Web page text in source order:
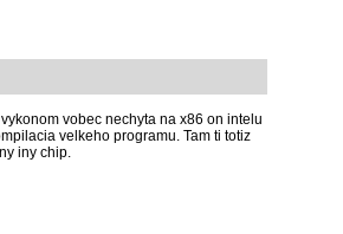
vobec nechyta na x86 on intelu
velkeho programu. Tam ti totiz
iny chip.